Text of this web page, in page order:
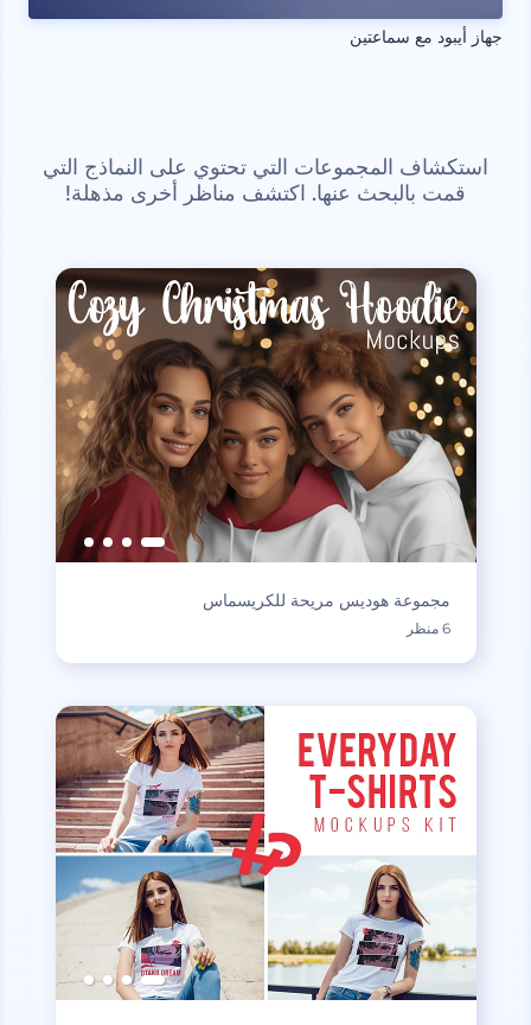
جهاز أيبود مع سماعتين
استكشاف المجموعات التي تحتوي على النماذج التي
قمت بالبحث عنها. اكتشف مناظر أخرى مذهلة!
مجموعة هوديس مريحة للكريسماس
6 منظر